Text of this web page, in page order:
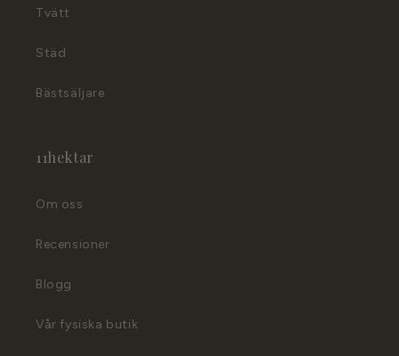
Tvätt
Städ
Bästsäljare
11hektar
Om oss
Recensioner
Blogg
Vår fysiska butik